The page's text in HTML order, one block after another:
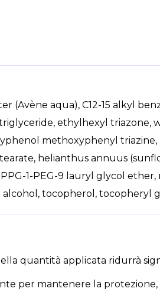
(Avène aqua), C12-15 alkyl
ethylhexyl triazone,
methoxyphenyl
helianthus annuus
1-PEG-9 lauryl glycol
tocopherol, tocopheryl
quantità applicata ridurrà
per mantenere la